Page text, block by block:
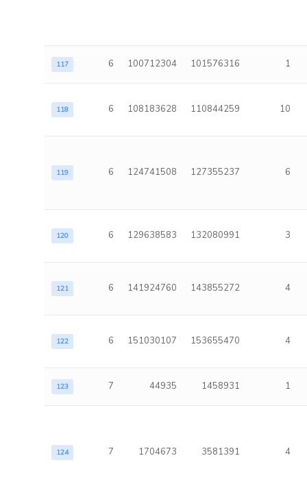
117 6 100712304 101576316 1
118 6 108183628 110844259 10
119 6 124741508 127355237 6
120 6 129638583 132080991 3
121 6 141924760 143855272 4
122 6 151030107 153655470 4
123 7 44935 1458931 1
124 7 1704673 3581391 4